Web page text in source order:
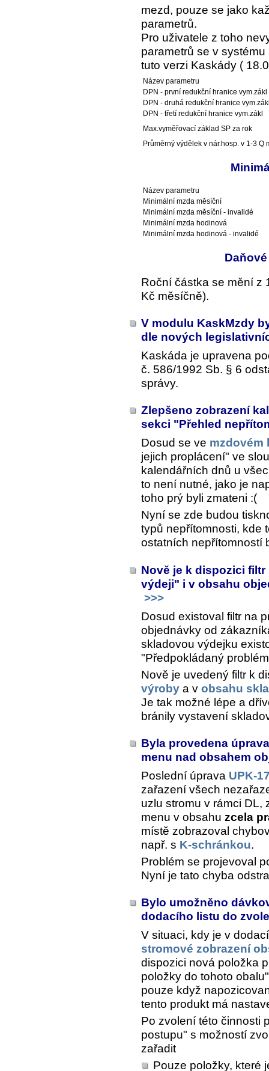
mezd, pouze se jako
parametrů.
Pro uživatele z toho
parametrů se v
tuto verzi Kaskády (
Název parametru
DPN - první redukční hranice vym.zákl
DPN - druhá redukční hranice
DPN - třetí redukční hranice vym.zákl
Max.vyměřovací základ SP za rok
Průměrný výdělek v nár.hosp. v 1-3 Q
Název parametru
Minimální mzda měsíční
Minimální mzda měsíční - invalidé
Minimální mzda hodinová
Minimální mzda hodinová - invalidé
Roční částka se mění z
Kč měsíčně).
V modulu KaskMzdy
dle nových
Kaskáda je upravena
č. 586/1992 Sb. § 6
správy.
Zlepšeno zobrazení
sekci "Přehled
Dosud se ve mzdovém
jejich proplácení" ve
kalendářních dnů u
to není nutné, jako je
toho prý byli zmateni :(
Nyní se zde budou
typů nepřítomnosti, kde
ostatních nepřítomností
Nově je k dispozici
výdeji" i v obsahu
>>>
Dosud existoval filtr na
objednávky od
skladovou výdejku
"Předpokládaný
Nově je uvedený filtr k
výroby a v obsahu
Je tak možné lépe a
bránily vystavení
Byla provedena
menu nad obsahem
Poslední úprava UPK-
zařazení všech
uzlu stromu v rámci
menu v obsahu zcela
místě zobrazoval
např. s K-schránkou.
Problém se projevoval
Nyní je tato chyba
Bylo umožněno
dodacího listu do
V situaci, kdy je v
stromové zobrazení
dispozici nová položka
položky do tohoto
pouze když
tento produkt má
Po zvolení této činnosti
postupu" s možností
zařadit
Pouze položky, které